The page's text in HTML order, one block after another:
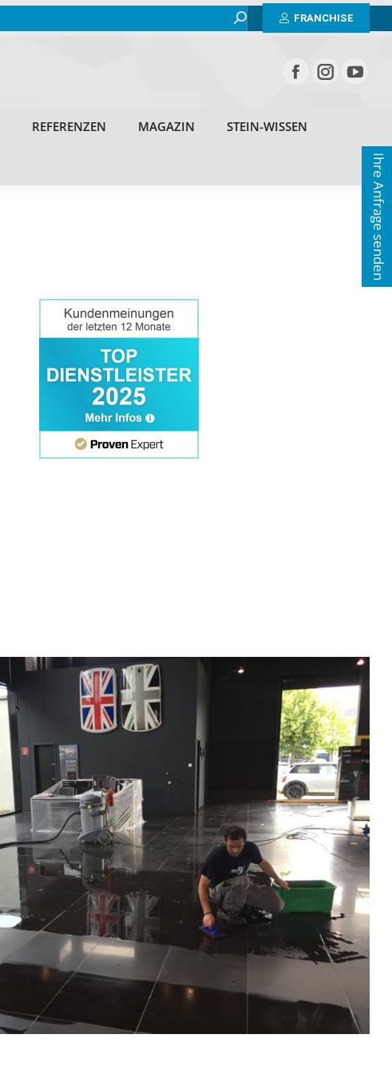
Search: FRANCHISE
REFERENZEN MAGAZIN STEIN-WISSEN
Ihre Anfrage senden
ERFAHRUNGEN REFERENZEN